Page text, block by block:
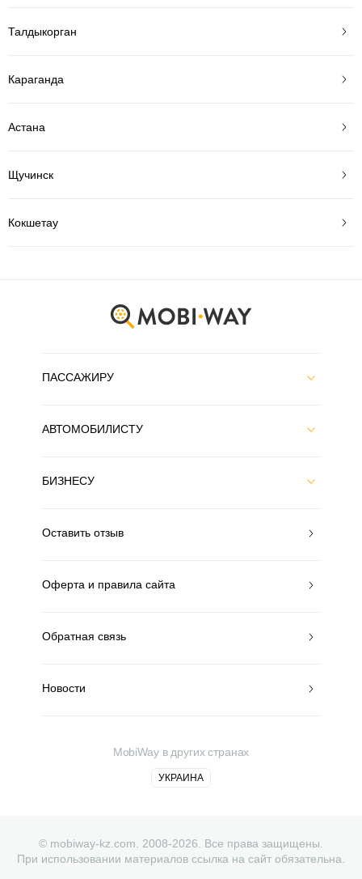
Талдыкорган
Караганда
Астана
Щучинск
Кокшетау
ПАССАЖИРУ
АВТОМОБИЛИСТУ
БИЗНЕСУ
Оставить отзыв
Оферта и правила сайта
Обратная связь
Новости
MobiWay в других странах
УКРАИНА
© mobiway-kz.com. 2008-2026. Все права защищены.
При использовании материалов ссылка на сайт обязательна.